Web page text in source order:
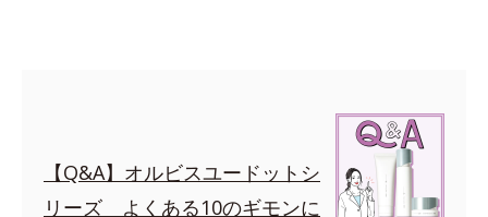
【Q&A】オルビスユードットシ
リーズ よくある10のギモンに